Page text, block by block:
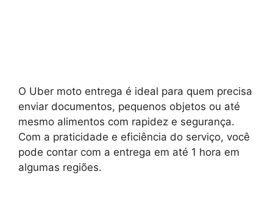
O Uber moto entrega é ideal para quem precisa
enviar documentos, pequenos objetos ou até
mesmo alimentos com rapidez e segurança.
Com a praticidade e eficiência do serviço, você
pode contar com a entrega em até 1 hora em
algumas regiões.